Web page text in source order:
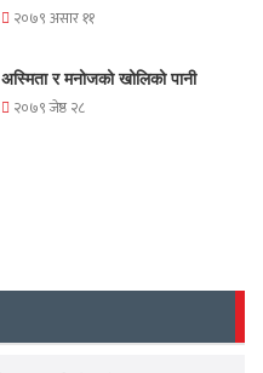
२०७९ असार ११
अस्मिता र मनोजको खोलिको पानी
२०७९ जेष्ठ २८